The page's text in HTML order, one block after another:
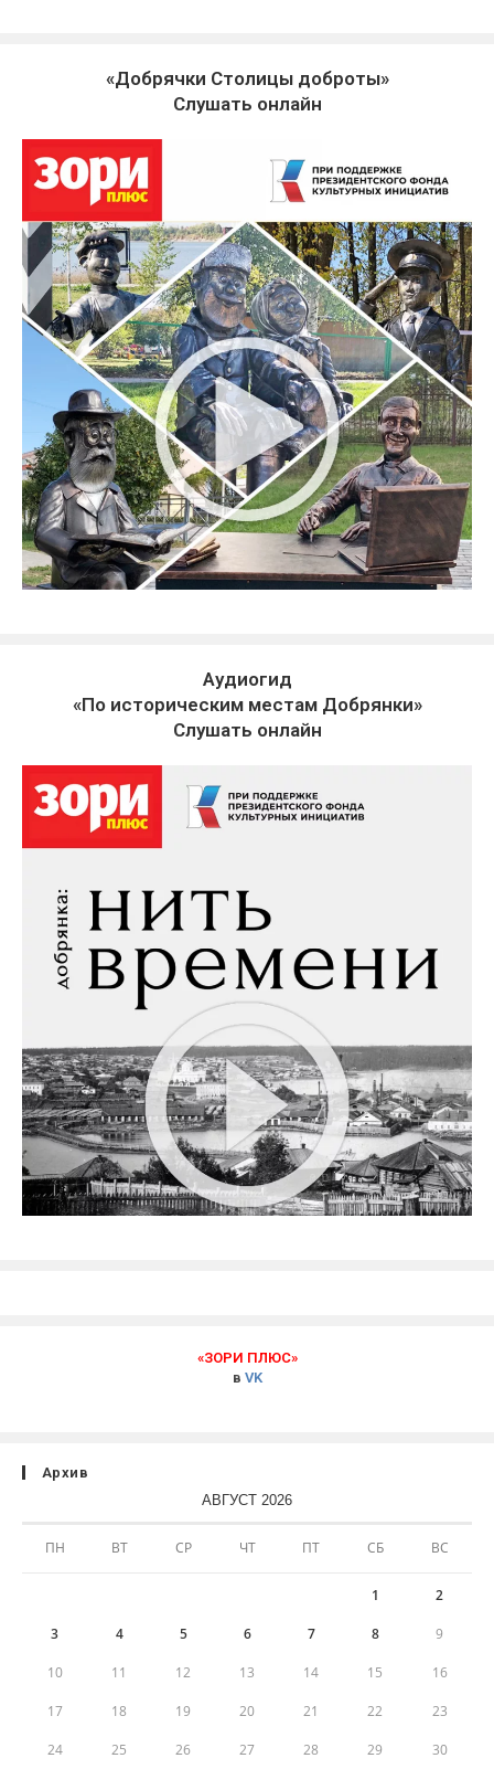
«Добрячки Столицы доброты»
Слушать онлайн
Аудиогид
«По историческим местам Добрянки»
Слушать онлайн
«ЗОРИ ПЛЮС»
в VK
Архив
АВГУСТ 2026
ПН ВТ СР ЧТ ПТ СБ ВС
1 2
3 4 5 6 7 8 9
10 11 12 13 14 15 16
17 18 19 20 21 22 23
24 25 26 27 28 29 30